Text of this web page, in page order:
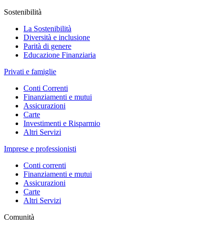
Sostenibilità
La Sostenibilità
Diversità e inclusione
Parità di genere
Educazione Finanziaria
Privati e famiglie
Conti Correnti
Finanziamenti e mutui
Assicurazioni
Carte
Investimenti e Risparmio
Altri Servizi
Imprese e professionisti
Conti correnti
Finanziamenti e mutui
Assicurazioni
Carte
Altri Servizi
Comunità